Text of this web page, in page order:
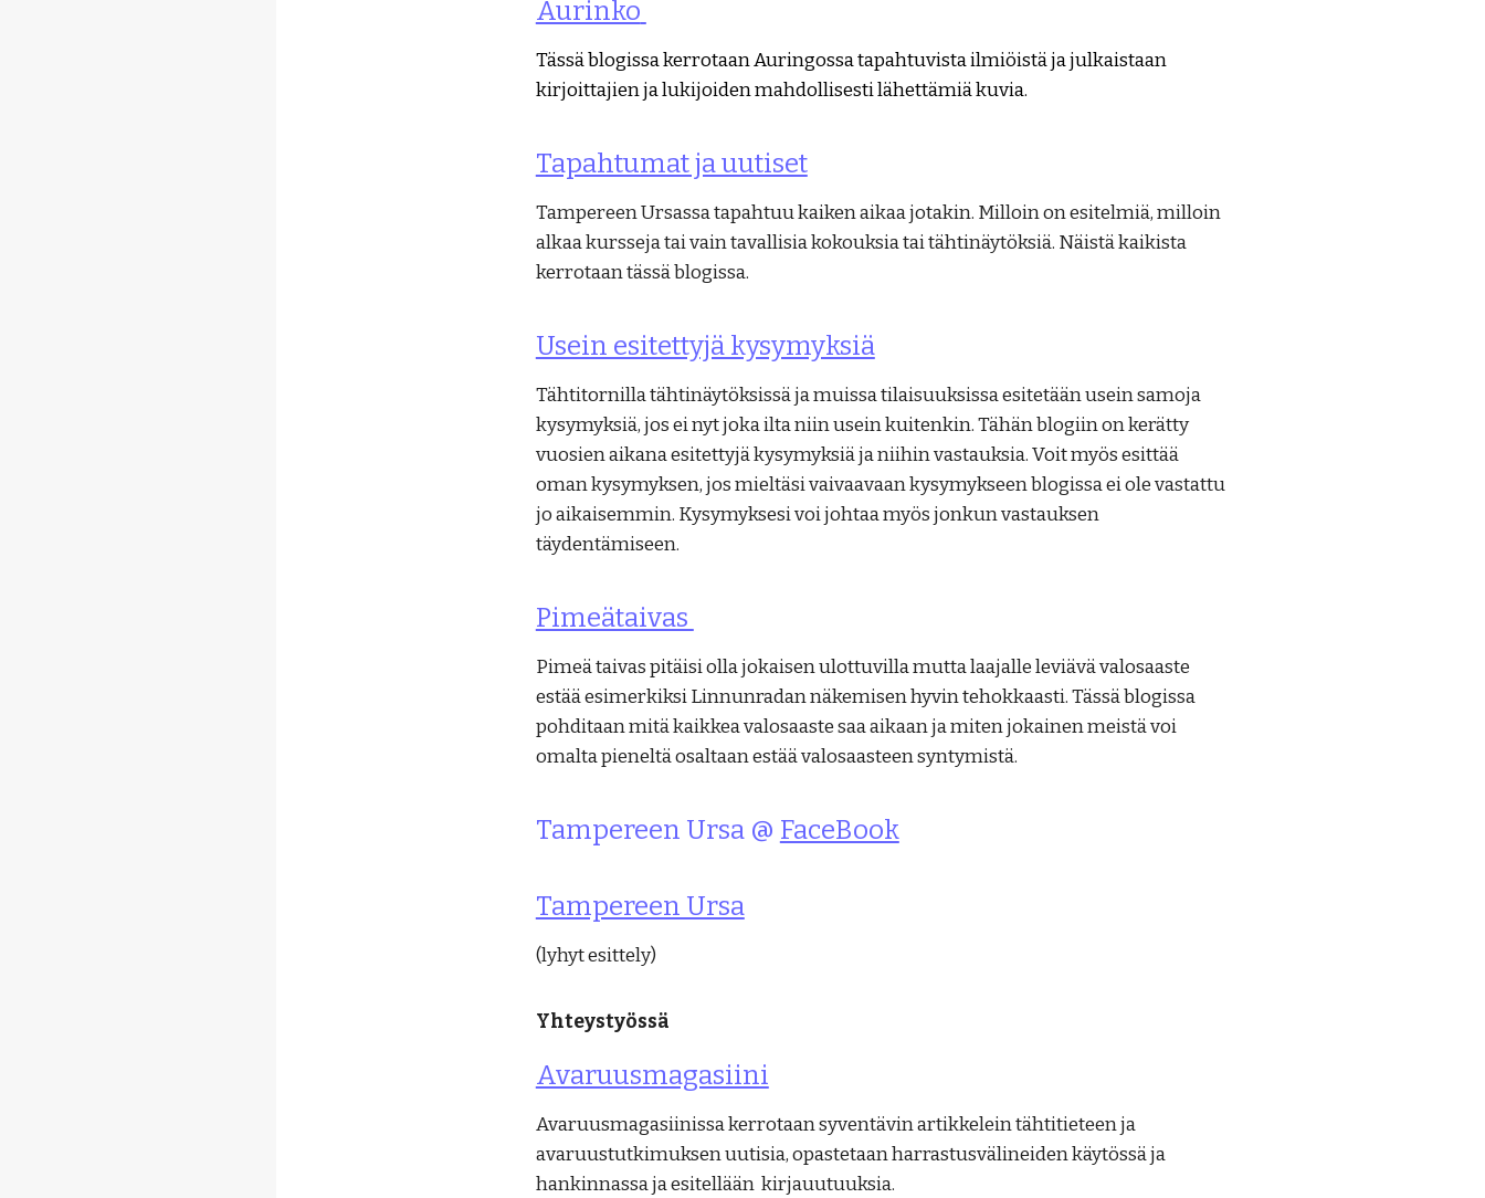
Aurinko
Tässä blogissa kerrotaan Auringossa tapahtuvista ilmiöistä ja julkaistaan
kirjoittajien ja lukijoiden mahdollisesti lähettämiä kuvia.
Tapahtumat ja uutiset
Tampereen Ursassa tapahtuu kaiken aikaa jotakin. Milloin on esitelmiä, milloin
alkaa kursseja tai vain tavallisia kokouksia tai tähtinäytöksiä. Näistä kaikista
kerrotaan tässä blogissa.
Usein esitettyjä kysymyksiä
Tähtitornilla tähtinäytöksissä ja muissa tilaisuuksissa esitetään usein samoja
kysymyksiä, jos ei nyt joka ilta niin usein kuitenkin. Tähän blogiin on kerätty
vuosien aikana esitettyjä kysymyksiä ja niihin vastauksia. Voit myös esittää
oman kysymyksen, jos mieltäsi vaivaavaan kysymykseen blogissa ei ole vastattu
jo aikaisemmin. Kysymyksesi voi johtaa myös jonkun vastauksen
täydentämiseen.
Pimeätaivas
Pimeä taivas pitäisi olla jokaisen ulottuvilla mutta laajalle leviävä valosaaste
estää esimerkiksi Linnunradan näkemisen hyvin tehokkaasti. Tässä blogissa
pohditaan mitä kaikkea valosaaste saa aikaan ja miten jokainen meistä voi
omalta pieneltä osaltaan estää valosaasteen syntymistä.
Tampereen Ursa @ FaceBook
Tampereen Ursa
(lyhyt esittely)
Yhteystyössä
Avaruusmagasiini
Avaruusmagasiinissa kerrotaan syventävin artikkelein tähtitieteen ja
avaruustutkimuksen uutisia, opastetaan harrastusvälineiden käytössä ja
hankinnassa ja esitellään kirjauutuuksia.